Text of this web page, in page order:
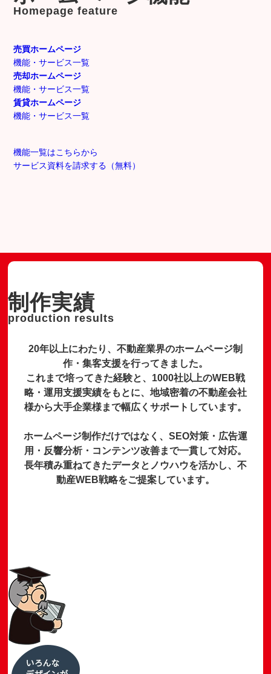
Homepage feature
売買ホームページ
機能・サービス一覧
売却ホームページ
機能・サービス一覧
賃貸ホームページ
機能・サービス一覧
機能一覧はこちらから
サービス資料を請求する（無料）
制作実績
production results
20年以上にわたり、不動産業界のホームページ制
作・集客支援を行ってきました。
これまで培ってきた経験と、1000社以上のWEB戦
略・運用支援実績をもとに、地域密着の不動産会社
様から大手企業様まで幅広くサポートしています。
ホームページ制作だけではなく、SEO対策・広告運
用・反響分析・コンテンツ改善まで一貫して対応。
長年積み重ねてきたデータとノウハウを活かし、不
動産WEB戦略をご提案しています。